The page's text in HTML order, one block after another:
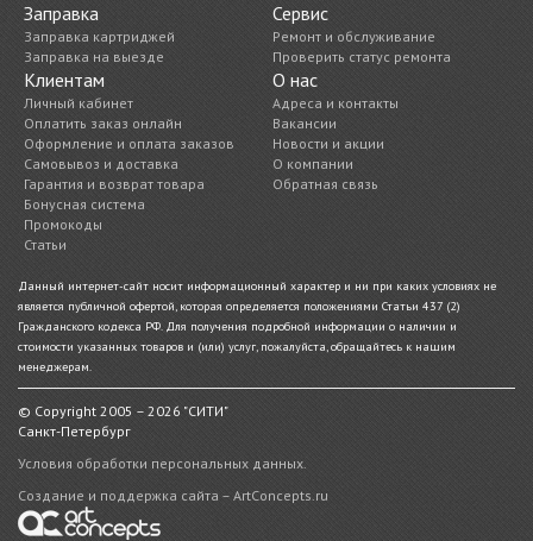
Заправка
Заправка картриджей
Заправка на выезде
Сервис
Ремонт и обслуживание
Проверить статус ремонта
Клиентам
Личный кабинет
Оплатить заказ онлайн
Оформление и оплата заказов
Самовывоз и доставка
Гарантия и возврат товара
Бонусная система
Промокоды
Статьи
О нас
Адреса и контакты
Вакансии
Новости и акции
О компании
Обратная связь
Данный интернет-сайт носит информационный характер и ни при каких условиях не
является публичной офертой, которая определяется положениями Статьи 437 (2)
Гражданского кодекса РФ. Для получения подробной информации о наличии и
стоимости указанных товаров и (или) услуг, пожалуйста, обращайтесь к нашим
менеджерам.
© Copyright 2005 – 2026 "СИТИ"
Санкт-Петербург
Условия обработки персональных данных.
Создание и поддержка сайта – ArtConcepts.ru